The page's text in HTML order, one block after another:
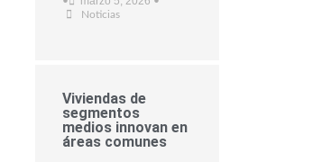
Noticias
Viviendas de
segmentos
medios innovan en
áreas comunes